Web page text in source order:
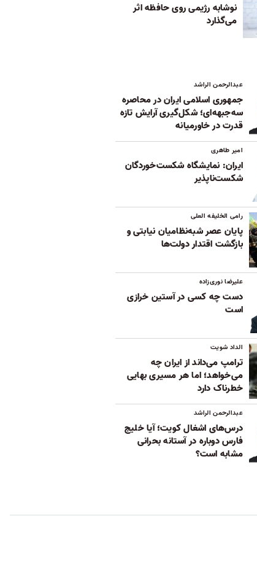
نوشابه رژیمی روی حافظه اثر
می‌گذارد
عبدالرحمن الراشد
جمهوری اسلامی ایران در محاصره
سه‌جبهه‌ای؛ شکل‌گیری آرایش تازه
قدرت در خاورمیانه
امیر طاهری
ایران: نمایشگاه شکست‌خوردگان
شکست‌ناپذیر
رامی الخلیفه العلی
پایان عصر شبه‌نظامیان نیابتی و
بازگشت اقتدار دولت‌ها
علیرضا نوری‌زاده
دست چه کسی در آستین خرازی
است
الداد شویت
ترامپ می‌داند از ایران چه
می‌خواهد؛ اما هر مسیری بهایی
خطرناک دارد
عبدالرحمن الراشد
درس‌های اشغال کویت؛ آیا خلیج
فارس دوباره در آستانه بحرانی
مشابه است؟